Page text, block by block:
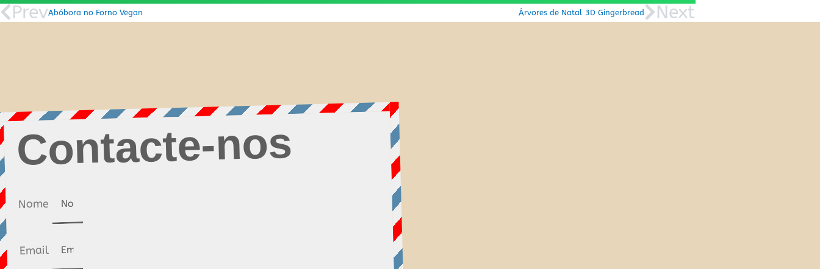
PrevAbóbora no Forno Vegan Árvores de Natal 3D Gingerbread Next
Contacte-nos
Nome
Email